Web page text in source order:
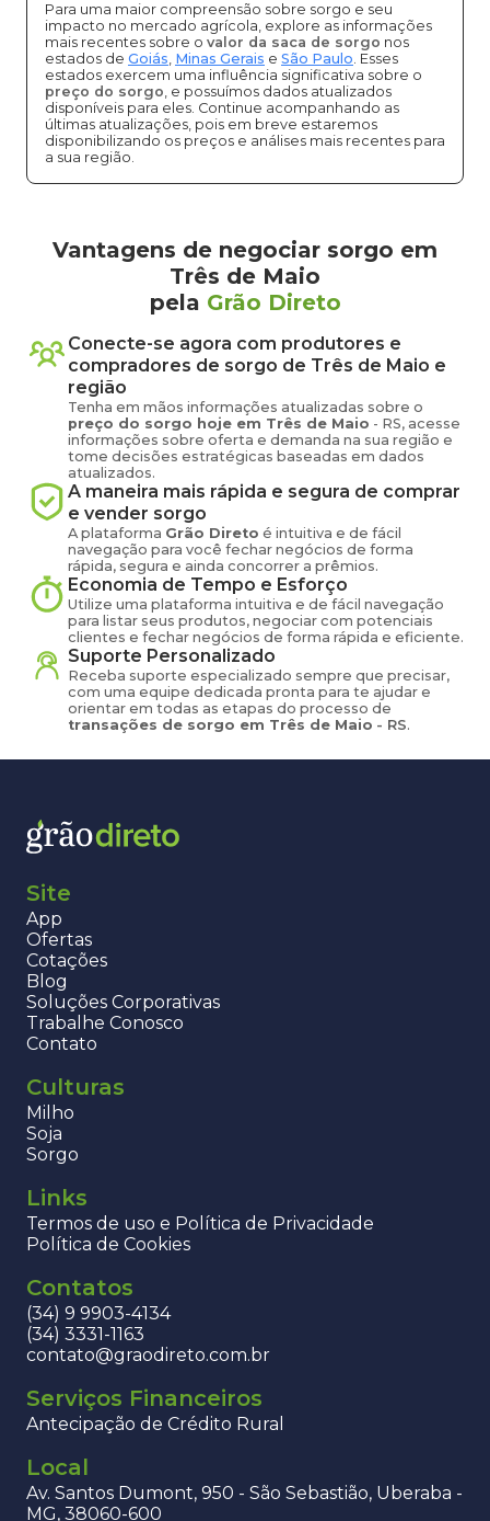
Para uma maior compreensão sobre sorgo e seu
impacto no mercado agrícola, explore as informações
mais recentes sobre o valor da saca de sorgo nos
estados de Goiás, Minas Gerais e São Paulo. Esses
estados exercem uma influência significativa sobre o
preço do sorgo, e possuímos dados atualizados
disponíveis para eles. Continue acompanhando as
últimas atualizações, pois em breve estaremos
disponibilizando os preços e análises mais recentes para
a sua região.
Vantagens de negociar sorgo em
Três de Maio
pela Grão Direto
Conecte-se agora com produtores e
compradores de sorgo de Três de Maio e
região
Tenha em mãos informações atualizadas sobre o
preço do sorgo hoje em Três de Maio - RS, acesse
informações sobre oferta e demanda na sua região e
tome decisões estratégicas baseadas em dados
atualizados.
A maneira mais rápida e segura de comprar
e vender sorgo
A plataforma Grão Direto é intuitiva e de fácil
navegação para você fechar negócios de forma
rápida, segura e ainda concorrer a prêmios.
Economia de Tempo e Esforço
Utilize uma plataforma intuitiva e de fácil navegação
para listar seus produtos, negociar com potenciais
clientes e fechar negócios de forma rápida e eficiente.
Suporte Personalizado
Receba suporte especializado sempre que precisar,
com uma equipe dedicada pronta para te ajudar e
orientar em todas as etapas do processo de
transações de sorgo em Três de Maio - RS.
Site
App
Ofertas
Cotações
Blog
Soluções Corporativas
Trabalhe Conosco
Contato
Culturas
Milho
Soja
Sorgo
Links
Termos de uso e Política de Privacidade
Política de Cookies
Contatos
(34) 9 9903-4134
(34) 3331-1163
contato@graodireto.com.br
Serviços Financeiros
Antecipação de Crédito Rural
Local
Av. Santos Dumont, 950 - São Sebastião, Uberaba -
MG, 38060-600